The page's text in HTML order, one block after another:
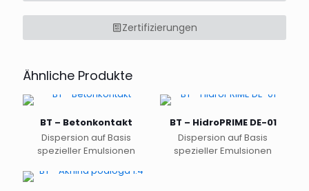
Zertifizierungen
Ähnliche Produkte
BT – Betonkontakt
Dispersion auf Basis
spezieller Emulsionen
Produkt
BT – HidroPRIME DE-01
Dispersion auf Basis
spezieller Emulsionen